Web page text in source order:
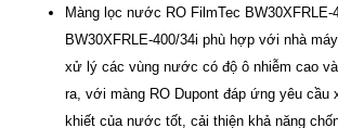
Màng lọc nước RO FilmTec BW30XFRLE-
BW30XFRLE-400/34i phù hợp với nhà
xử lý các vùng nước có độ ô nhiễm cao
ra, với màng RO Dupont đáp ứng yêu
khiết của nước tốt, cải thiện khả năng